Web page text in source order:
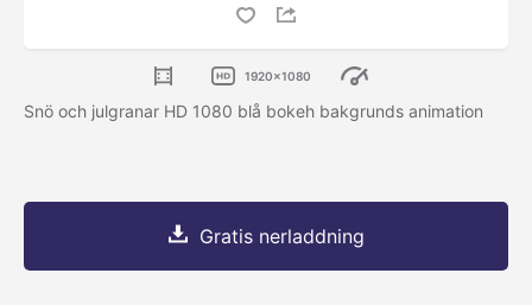
1920x1080
Snö och julgranar HD 1080 blå bokeh bakgrunds animation
Gratis nerladdning